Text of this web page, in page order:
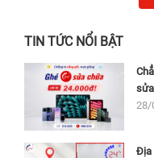
TIN TỨC NỔI BẬT
28/
Địa